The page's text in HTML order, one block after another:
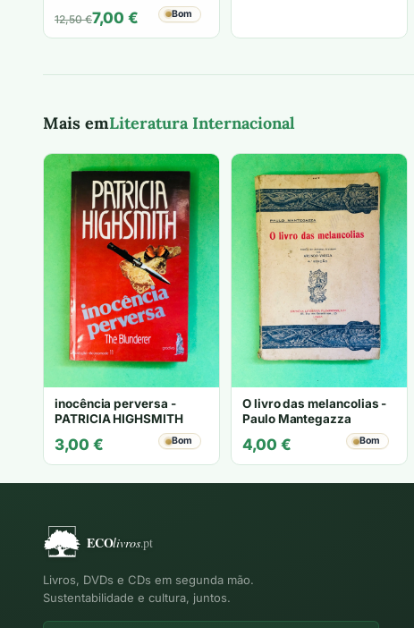
12,50€
O
preço
7,00 €
O
preço
Bom
Mais emLiteratura Internacional
inocência perversa -
PATRICIA HIGHSMITH
3,00 € Bom
O livro das melancolias -
Paulo Mantegazza
4,00 € Bom
Livros, DVDs e CDs em segunda mão.
Sustentabilidade e cultura, juntos.